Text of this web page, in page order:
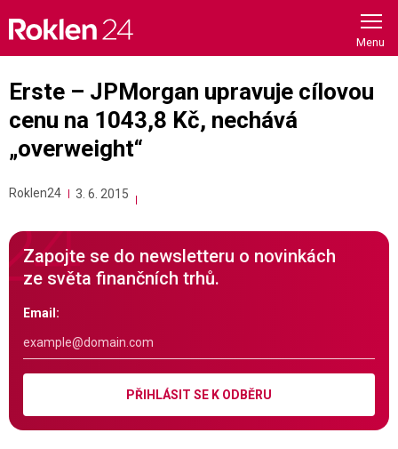
content
Erste – JPMorgan upravuje cílovou
cenu na 1043,8 Kč, nechává
„overweight“
Roklen24 3. 6. 2015
Zapojte se do newsletteru o novinkách
ze světa finančních trhů.
Email:
PŘIHLÁSIT SE K ODBĚRU